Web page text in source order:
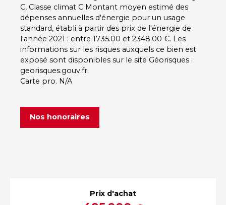
C, Classe climat C Montant moyen estimé des
dépenses annuelles d'énergie pour un usage
standard, établi à partir des prix de l'énergie de
l'année 2021 : entre 1735.00 et 2348.00 €. Les
informations sur les risques auxquels ce bien est
exposé sont disponibles sur le site Géorisques :
georisques.gouv.fr.
Carte pro. N/A
Nos honoraires
Prix d'achat